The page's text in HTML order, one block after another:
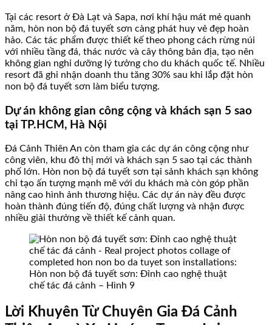
Tại các resort ở Đà Lạt và Sapa, nơi khí hậu mát mẻ quanh
năm, hòn non bộ đá tuyết sơn càng phát huy vẻ đẹp hoàn
hảo. Các tác phẩm được thiết kế theo phong cách rừng núi
với nhiều tầng đá, thác nước và cây thông bản địa, tạo nên
không gian nghỉ dưỡng lý tưởng cho du khách quốc tế. Nhiều
resort đã ghi nhận doanh thu tăng 30% sau khi lắp đặt hòn
non bộ đá tuyết sơn làm biểu tượng.
Dự án không gian công cộng và khách sạn 5 sao
tại TP.HCM, Hà Nội
Đá Cảnh Thiên An còn tham gia các dự án công cộng như
công viên, khu đô thị mới và khách sạn 5 sao tại các thành
phố lớn. Hòn non bộ đá tuyết sơn tại sảnh khách sạn không
chỉ tạo ấn tượng mạnh mẽ với du khách mà còn góp phần
nâng cao hình ảnh thương hiệu. Các dự án này đều được
hoàn thành đúng tiến độ, đúng chất lượng và nhận được
nhiều giải thưởng về thiết kế cảnh quan.
Hòn non bộ đá tuyết sơn: Đỉnh cao nghệ thuật
chế tác đá cảnh – Hình 9
Lời Khuyên Từ Chuyên Gia Đá Cảnh